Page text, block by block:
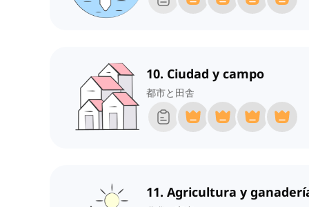
10. Ciudad y campo
都市と田舎
11. Agricultura y